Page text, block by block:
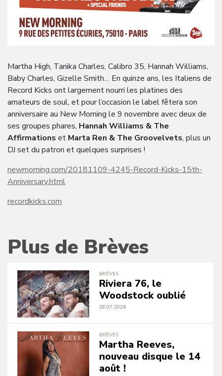
Martha High, Tanika Charles, Calibro 35, Hannah Williams,
Baby Charles, Gizelle Smith… En quinze ans, les Italiens de
Record Kicks ont largement nourri les platines des
amateurs de soul, et pour l’occasion le label fêtera son
anniversaire au New Morning le 9 novembre avec deux de
ses groupes phares, Hannah Williams & The
Affirmations et Marta Ren & The Groovelvets, plus un
DJ set du patron et quelques surprises !
newmorning.com/20181109-4245-Record-Kicks-15th-
Anniversary.html
recordkicks.com
Plus de Brèves
BRÈVES
Riviera 76, le
Woodstock oublié
28.07.2026
BRÈVES
Martha Reeves,
nouveau disque le 14
août !